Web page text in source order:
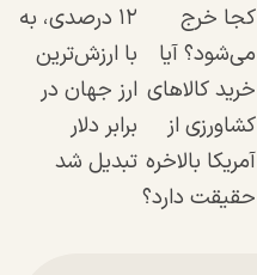
کجا خرج
می‌شود؟ آیا
خرید کالا‌های
کشاورزی از
آمریکا بالاخره
حقیقت دارد؟
۱۲ درصدی، به
با ارزش‌ترین
ارز جهان در
برابر دلار
تبدیل شد